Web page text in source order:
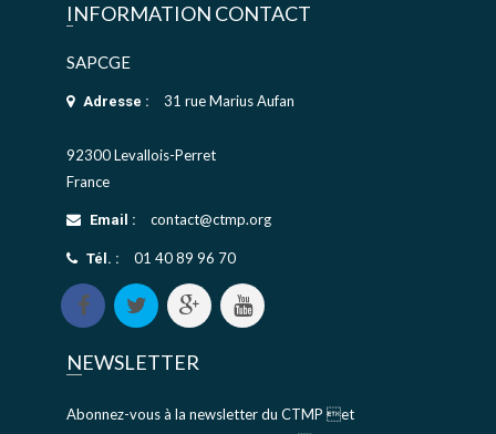
INFORMATION CONTACT
SAPCGE
Adresse : 31 rue Marius Aufan
92300 Levallois-Perret
France
Email : contact@ctmp.org
Tél. : 01 40 89 96 70
NEWSLETTER
Abonnez-vous à la newsletter du CTMP et